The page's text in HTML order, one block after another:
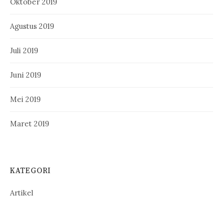
Agustus 2019
Juli 2019
Juni 2019
Mei 2019
Maret 2019
KATEGORI
Artikel